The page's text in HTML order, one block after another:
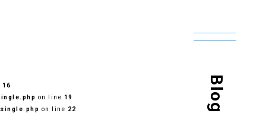
16
on line 19
on line 22
Blog